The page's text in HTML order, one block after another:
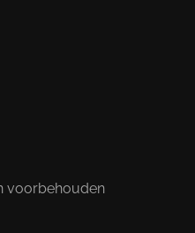
voorbehouden